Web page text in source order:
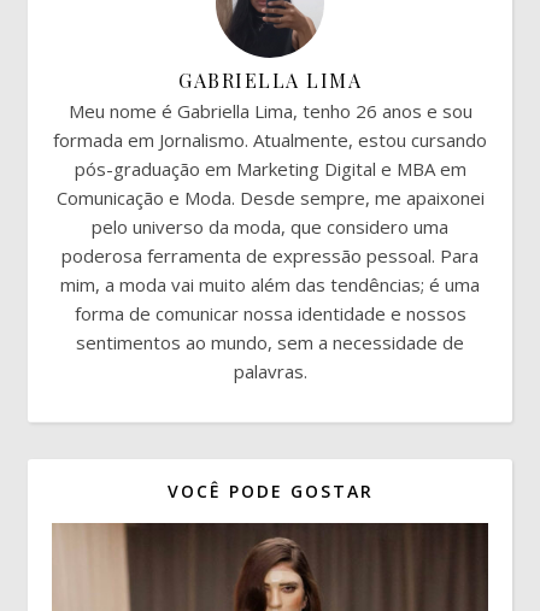
GABRIELLA LIMA
Meu nome é Gabriella Lima, tenho 26 anos e sou
formada em Jornalismo. Atualmente, estou cursando
pós-graduação em Marketing Digital e MBA em
Comunicação e Moda. Desde sempre, me apaixonei
pelo universo da moda, que considero uma
poderosa ferramenta de expressão pessoal. Para
mim, a moda vai muito além das tendências; é uma
forma de comunicar nossa identidade e nossos
sentimentos ao mundo, sem a necessidade de
palavras.
VOCÊ PODE GOSTAR